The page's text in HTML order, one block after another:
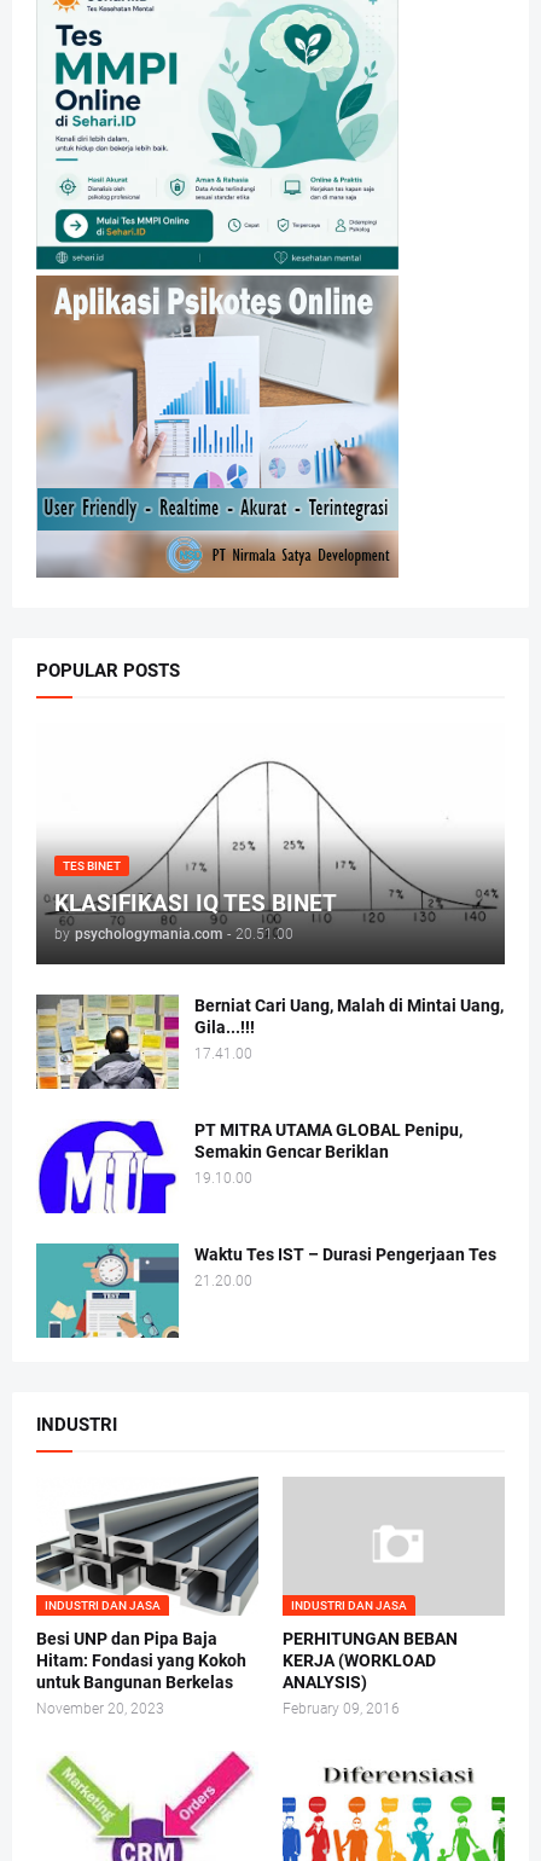
POPULAR POSTS
TES BINET
KLASIFIKASI IQ TES BINET
by psychologymania.com - 20.51.00
Berniat Cari Uang, Malah di Mintai Uang,
Gila...!!!
17.41.00
PT MITRA UTAMA GLOBAL Penipu,
Semakin Gencar Beriklan
19.10.00
Waktu Tes IST – Durasi Pengerjaan Tes
21.20.00
INDUSTRI
INDUSTRI DAN JASA
Besi UNP dan Pipa Baja
Hitam: Fondasi yang Kokoh
untuk Bangunan Berkelas
November 20, 2023
INDUSTRI DAN JASA
PERHITUNGAN BEBAN
KERJA (WORKLOAD
ANALYSIS)
February 09, 2016